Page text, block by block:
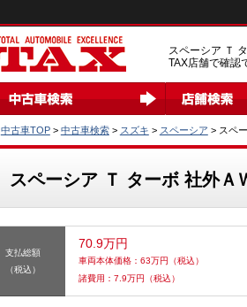
スペーシア Ｔ
TAX店舗で確認
中古車TOP> 中古車検索> スズキ > スペーシア > スペ
スペーシア Ｔ ターボ 社外Ａ
支払総額
（税込）
70.9万円
車両本体価格： 63万円（税込）
諸費用： 7.9万円（税込）